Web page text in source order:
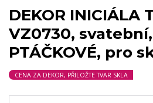
DEKOR INICIÁLA
VZ0730,
PTÁČKOVÉ, pro
CENA ZA DEKOR, PŘILOŽTE TVAR SKLA